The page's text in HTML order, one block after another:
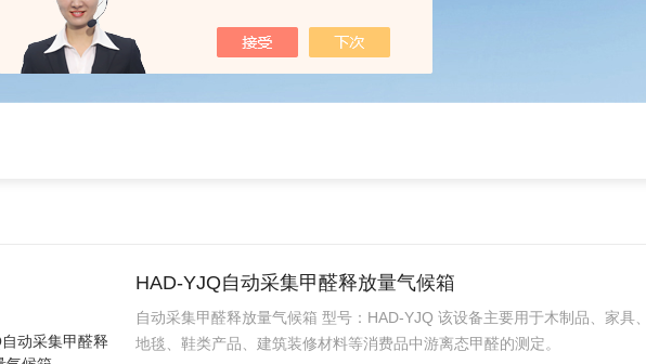
HAD-YJQ自动采集甲醛释放量气候箱
自动采集甲醛释放量气候箱 型号：HAD-YJQ 该设备主要用于木制品、家具
地毯、鞋类产品、建筑装修材料等消费品中游离态甲醛的测定。